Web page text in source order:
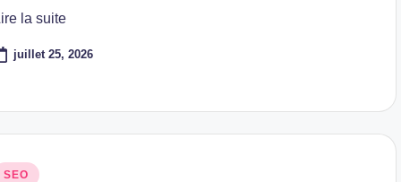
la suite
juillet 25, 2026
SEO